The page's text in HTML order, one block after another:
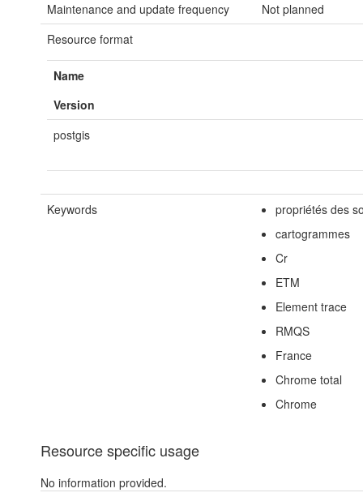
Maintenance and update frequency
Not planned
Resource format
Name
Version
postgis
Keywords
propriétés des
cartogrammes
Cr
ETM
Element trace
RMQS
France
Chrome total
Chrome
Resource specific usage
No information provided.